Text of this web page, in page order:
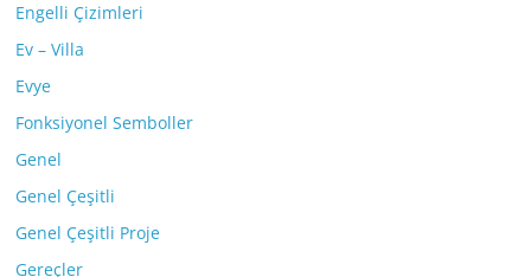
Engelli Çizimleri
Ev – Villa
Evye
Fonksiyonel Semboller
Genel
Genel Çeşitli
Genel Çeşitli Proje
Gereçler